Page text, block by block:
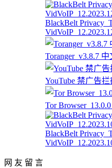
BlackBelt
Toranger_v3.8.7
YouTube 禁广告
Tor
BlackBelt
网 友 留 言